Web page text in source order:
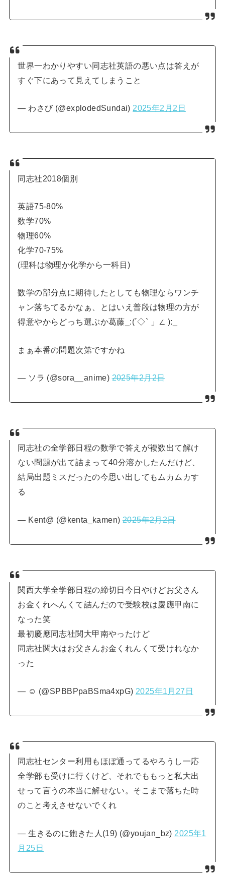
世界一わかりやすい同志社英語の悪い点は答えが
すぐ下にあって見えてしまうこと
— わさび (@explodedSundai) 2025年2月2日
同志社2018個別
英語75-80%
数学70%
物理60%
化学70-75%
(理科は物理か化学から一科目)
数学の部分点に期待したとしても物理ならワンチ
ャン落ちてるかなぁ、とはいえ普段は物理の方が
得意やからどっち選ぶか葛藤_:(´◇` 」∠ ):_
まぁ本番の問題次第ですかね
— ソラ (@sora__anime)2025年2月2日
同志社の全学部日程の数学で答えが複数出て解け
ない問題が出て詰まって40分溶かしたんだけど、
結局出題ミスだったの今思い出してもムカムカす
る
— Kent@ (@kenta_kamen)2025年2月2日
関西大学全学部日程の締切日今日やけどお父さん
お金くれへんくて詰んだので受験校は慶應甲南に
なった笑
最初慶應同志社関大甲南やったけど
同志社関大はお父さんお金くれんくて受けれなか
った
— ☺︎ (@SPBBPpaBSma4xpG) 2025年1月27日
同志社センター利用もほぼ通ってるやろうし一応
全学部も受けに行くけど、それでももっと私大出
せって言うの本当に解せない。そこまで落ちた時
のこと考えさせないでくれ
— 生きるのに飽きた人(19) (@youjan_bz) 2025年1
月25日